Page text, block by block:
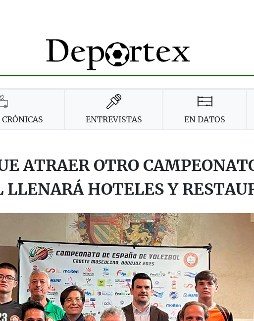
ENTREVISTAS EN DATOS
ATRAER OTRO
LLENARÁ HOTELES Y